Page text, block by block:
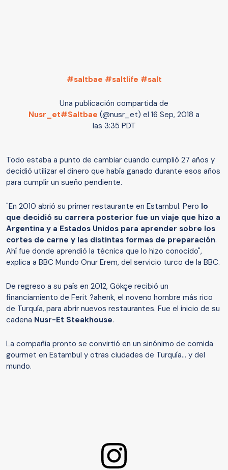
#saltbae #saltlife #salt
Una publicación compartida de
Nusr_et#Saltbae (@nusr_et) el 16 Sep, 2018 a
las 3:35 PDT
Todo estaba a punto de cambiar cuando cumplió 27 años y
decidió utilizar el dinero que había ganado durante esos años
para cumplir un sueño pendiente.
"En 2010 abrió su primer restaurante en Estambul. Pero lo
que decidió su carrera posterior fue un viaje que hizo a
Argentina y a Estados Unidos para aprender sobre los
cortes de carne y las distintas formas de preparación.
Ahí fue donde aprendió la técnica que lo hizo conocido",
explica a BBC Mundo Onur Erem, del servicio turco de la BBC.
De regreso a su país en 2012, Gökçe recibió un
financiamiento de Ferit ?ahenk, el noveno hombre más rico
de Turquía, para abrir nuevos restaurantes. Fue el inicio de su
cadena Nusr-Et Steakhouse.
La compañía pronto se convirtió en un sinónimo de comida
gourmet en Estambul y otras ciudades de Turquía... y del
mundo.